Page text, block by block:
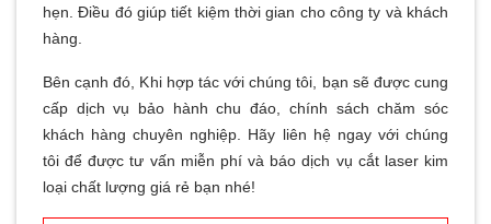
hẹn. Điều đó giúp tiết kiệm thời gian cho công ty và khách
hàng.
Bên cạnh đó, Khi hợp tác với chúng tôi, bạn sẽ được cung
cấp dịch vụ bảo hành chu đáo, chính sách chăm sóc
khách hàng chuyên nghiệp. Hãy liên hệ ngay với chúng
tôi để được tư vấn miễn phí và báo dịch vụ cắt laser kim
loại chất lượng giá rẻ bạn nhé!